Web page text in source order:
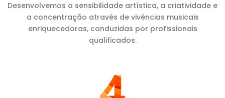
Desenvolvemos a sensibilidade artística, a criatividade e
a concentração através de vivências musicais
enriquecedoras, conduzidas por profissionais
qualificados.